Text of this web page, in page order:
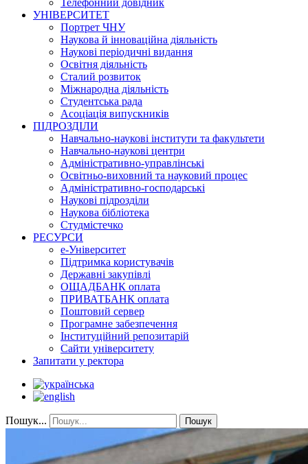
УНІВЕРСИТЕТ
Портрет ЧНУ
Наукова й інноваційна діяльність
Наукові періодичні видання
Освітня діяльність
Сталий розвиток
Міжнародна діяльність
Студентська рада
Асоціація випускників
ПІДРОЗДІЛИ
Навчально-наукові інститути та факультети
Навчально-наукові центри
Адміністративно-управлінські
Освітньо-виховний та науковий процес
Адміністративно-господарські
Наукові підрозділи
Наукова бібліотека
Студмістечко
РЕСУРСИ
е-Університет
Підтримка користувачів
Державні закупівлі
ОЩАДБАНК оплата
ПРИВАТБАНК оплата
Поштовий сервер
Програмне забезпечення
Інституційний репозитарій
Сайти університету
Запитати у ректора
Пошук... Пошук